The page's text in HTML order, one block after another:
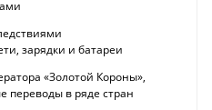
зарядки и батареи
«Золотой Короны»,
переводы в ряде стран